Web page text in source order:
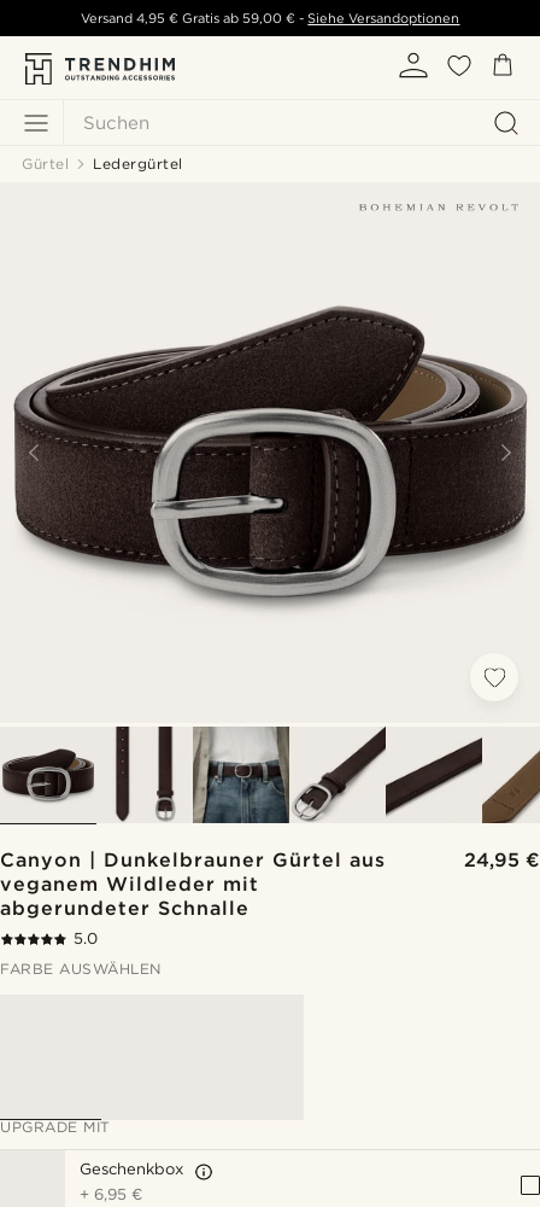
Suchen
Versand 4,95 € Gratis ab 59,00 € - Siehe Versandoptionen
Gürtel Ledergürtel
Canyon | Dunkelbrauner Gürtel aus
veganem Wildleder mit
abgerundeter Schnalle
24,95 €
5.0
FARBE AUSWÄHLEN
UPGRADE MIT
Geschenkbox
+6,95 €